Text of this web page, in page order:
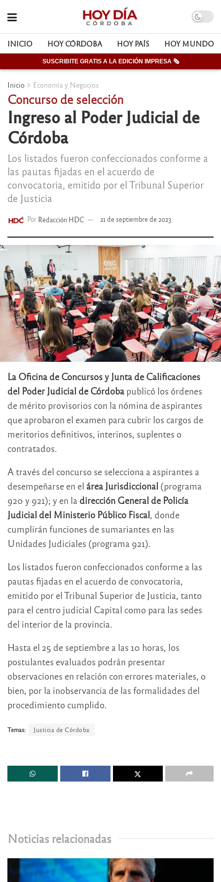
INICIO HOY CÓRDOBA HOY PAÍS HOY MUNDO
SUSCRIBITE GRATIS A LA EDICIÓN IMPRESA 🗞
Inicio Economía y Negocios
Concurso de selección
Ingreso al Poder Judicial de
Córdoba
Los listados fueron confeccionados conforme a
las pautas fijadas en el acuerdo de
convocatoria, emitido por el Tribunal Superior
de Justicia
Por Redacción HDC 21 de septiembre de 2023
La Oficina de Concursos y Junta de Calificaciones
del Poder Judicial de Córdoba publicó los órdenes
de mérito provisorios con la nómina de aspirantes
que aprobaron el examen para cubrir los cargos de
meritorios definitivos, interinos, suplentes o
contratados.
A través del concurso se selecciona a aspirantes a
desempeñarse en el área Jurisdiccional (programa
920 y 921); y en la dirección General de Policía
Judicial del Ministerio Público Fiscal, donde
cumplirán funciones de sumariantes en las
Unidades Judiciales (programa 921).
Los listados fueron confeccionados conforme a las
pautas fijadas en el acuerdo de convocatoria,
emitido por el Tribunal Superior de Justicia, tanto
para el centro judicial Capital como para las sedes
del interior de la provincia.
Hasta el 25 de septiembre a las 10 horas, los
postulantes evaluados podrán presentar
observaciones en relación con errores materiales, o
bien, por la inobservancia de las formalidades del
procedimiento cumplido.
Temas: Justicia de Córdoba
Noticias relacionadas